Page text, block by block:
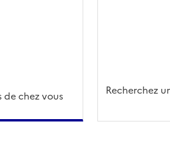
chez vous
Recherchez